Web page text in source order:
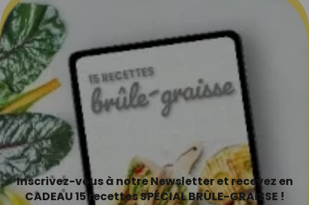
Inscrivez-vous à notre Newsletter et recevez en
CADEAU 15 recettes SPÉCIAL BRÛLE-GRAISSE !